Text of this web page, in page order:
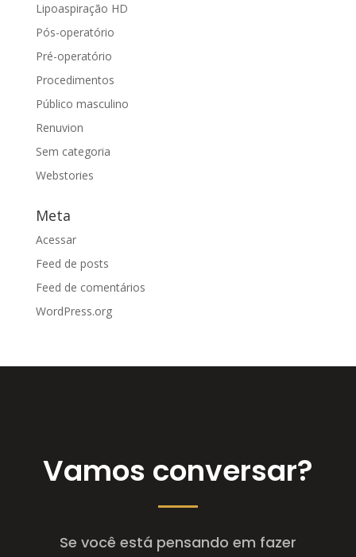
Lipoaspiração HD
Pós-operatório
Pré-operatório
Procedimentos
Público masculino
Renuvion
Sem categoria
Webstories
Meta
Acessar
Feed de posts
Feed de comentários
WordPress.org
Vamos conversar?
Se você está pensando em fazer